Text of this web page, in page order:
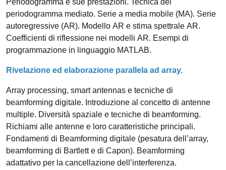
Periodogramma e sue prestazioni. Tecnica del
periodogramma mediato. Serie a media mobile (MA). Serie
autoregressive (AR). Modello AR e stima spettrale AR.
Coefficienti di riflessione nei modelli AR. Esempi di
programmazione in linguaggio MATLAB.
Rivelazione ed elaborazione parallela ad array.
Array processing, smart antennas e tecniche di
beamforming digitale. Introduzione al concetto di antenne
multiple. Diversità spaziale e tecniche di beamforming.
Richiami alle antenne e loro caratteristiche principali.
Fondamenti di Beamforming digitale (pesatura dell’array,
beamforming di Bartlett e di Capon). Beamforming
adattativo per la cancellazione dell’interferenza.